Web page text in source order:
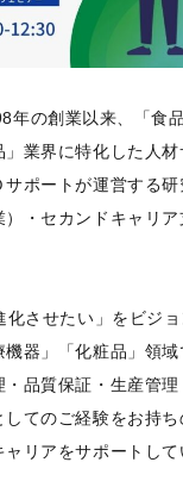
年の創業以来、「食
業界に特化した人
サポートが運営する
）・セカンドキャリ
化させたい」をビジョ
機器」「化粧品」領
品質保証・生産管
てのご経験をお持ち
リアをサポートして